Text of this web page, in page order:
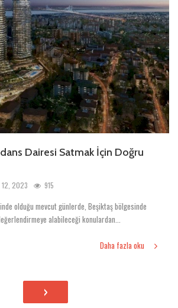
Dairesi Satmak İçin Doğru
12, 2023 915
olduğu mevcut günlerde, Beşiktaş bölgesinde
alabileceği konulardan...
Daha fazla oku
›